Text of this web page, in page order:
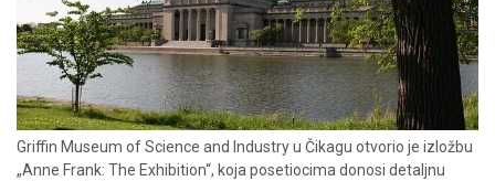
Griffin Museum of Science and Industry u Čikagu otvorio je izložbu
„Anne Frank: The Exhibition“, koja posetiocima donosi detaljnu